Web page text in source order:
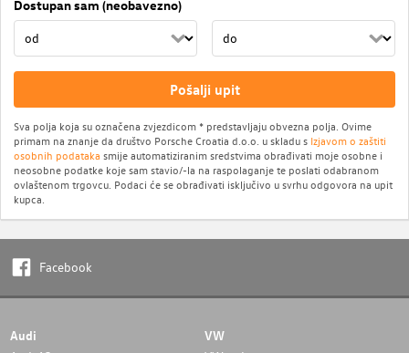
Dostupan sam (neobavezno)
Pošalji upit
Sva polja koja su označena zvjezdicom * predstavljaju obvezna polja. Ovime
primam na znanje da društvo Porsche Croatia d.o.o. u skladu s Izjavom o zaštiti
osobnih podataka smije automatiziranim sredstvima obrađivati moje osobne i
neosobne podatke koje sam stavio/-la na raspolaganje te poslati odabranom
ovlaštenom trgovcu. Podaci će se obrađivati isključivo u svrhu odgovora na upit
kupca.
Facebook
Audi VW